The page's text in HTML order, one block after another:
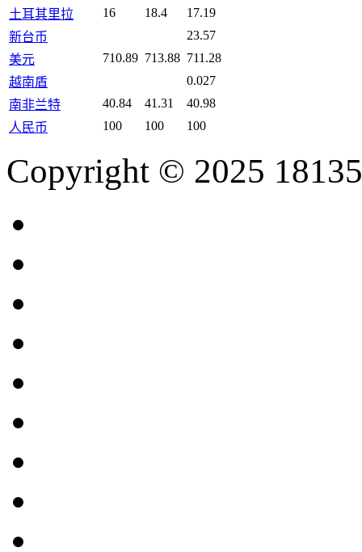
土耳其里拉
16 18.4
17.19
新台币
23.57
美元
710.89 713.88 711.28
越南盾
0.027
南非兰特
40.84 41.31
40.98
人民币
100 100 100
Copyright © 2025